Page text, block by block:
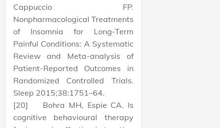
Cappuccio FP.
Nonpharmacological Treatments
of Insomnia for Long-Term
Painful Conditions: A Systematic
Review and Meta-analysis of
Patient-Reported Outcomes in
Randomized Controlled Trials.
Sleep 2015;38:1751–64.
[20] Bohra MH, Espie CA. Is
cognitive behavioural therapy